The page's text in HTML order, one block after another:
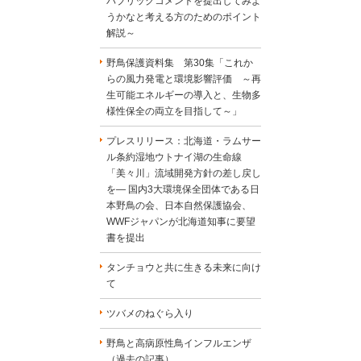
うかなと考える方のためのポイント
解説～
野鳥保護資料集 第30集「これか
らの風力発電と環境影響評価 ～再
生可能エネルギーの導入と、生物多
様性保全の両立を目指して～」
プレスリリース：北海道・ラムサー
ル条約湿地ウトナイ湖の生命線
「美々川」流域開発方針の差し戻し
を― 国内3大環境保全団体である日
本野鳥の会、日本自然保護協会、
WWFジャパンが北海道知事に要望
書を提出
タンチョウと共に生きる未来に向け
て
ツバメのねぐら入り
野鳥と高病原性鳥インフルエンザ